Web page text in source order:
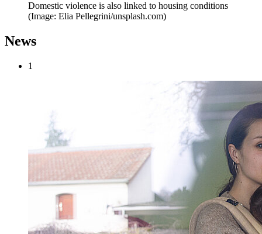
Domestic violence is also linked to housing conditions
(Image: Elia Pellegrini/unsplash.com)
News
1